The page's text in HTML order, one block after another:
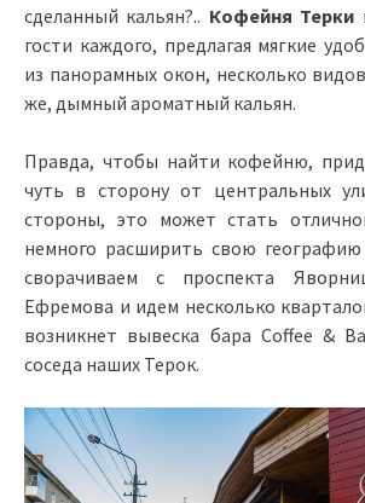
сделанный кальян?.. Кофейня Терки
гости каждого, предлагая мягкие
из панорамных окон, несколько
же, дымный ароматный кальян.
Правда, чтобы найти кофейню,
чуть в сторону от центральных
стороны, это может стать
немного расширить свою географию
сворачиваем с проспекта
Ефремова и идем несколько
возникнет вывеска бара Coffee &
соседа наших Терок.